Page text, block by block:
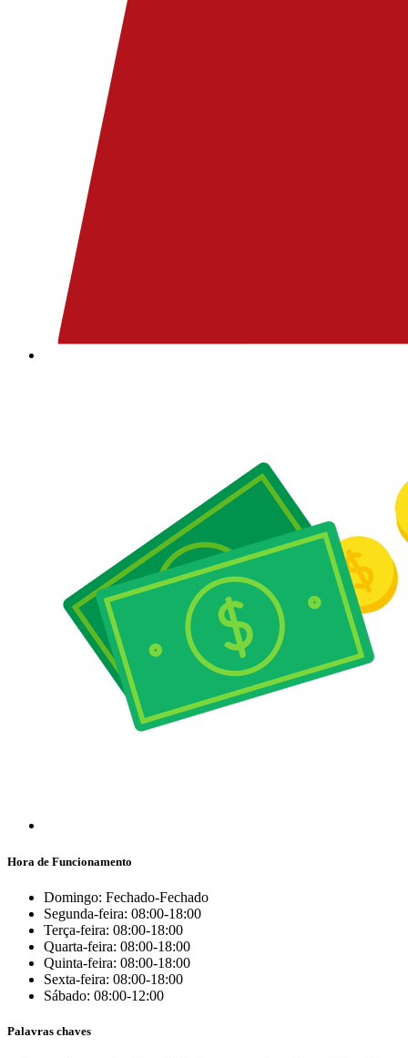
Hora de Funcionamento
Domingo: Fechado-Fechado
Segunda-feira: 08:00-18:00
Terça-feira: 08:00-18:00
Quarta-feira: 08:00-18:00
Quinta-feira: 08:00-18:00
Sexta-feira: 08:00-18:00
Sábado: 08:00-12:00
Palavras chaves